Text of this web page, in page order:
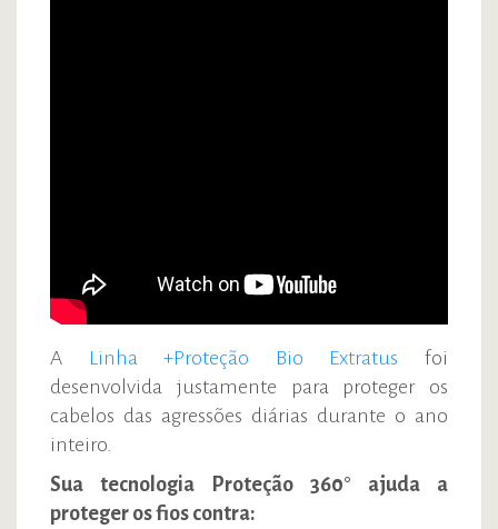
A Linha +Proteção Bio Extratus foi
desenvolvida justamente para proteger os
cabelos das agressões diárias durante o ano
inteiro.
Sua tecnologia Proteção 360° ajuda a
proteger os fios contra: